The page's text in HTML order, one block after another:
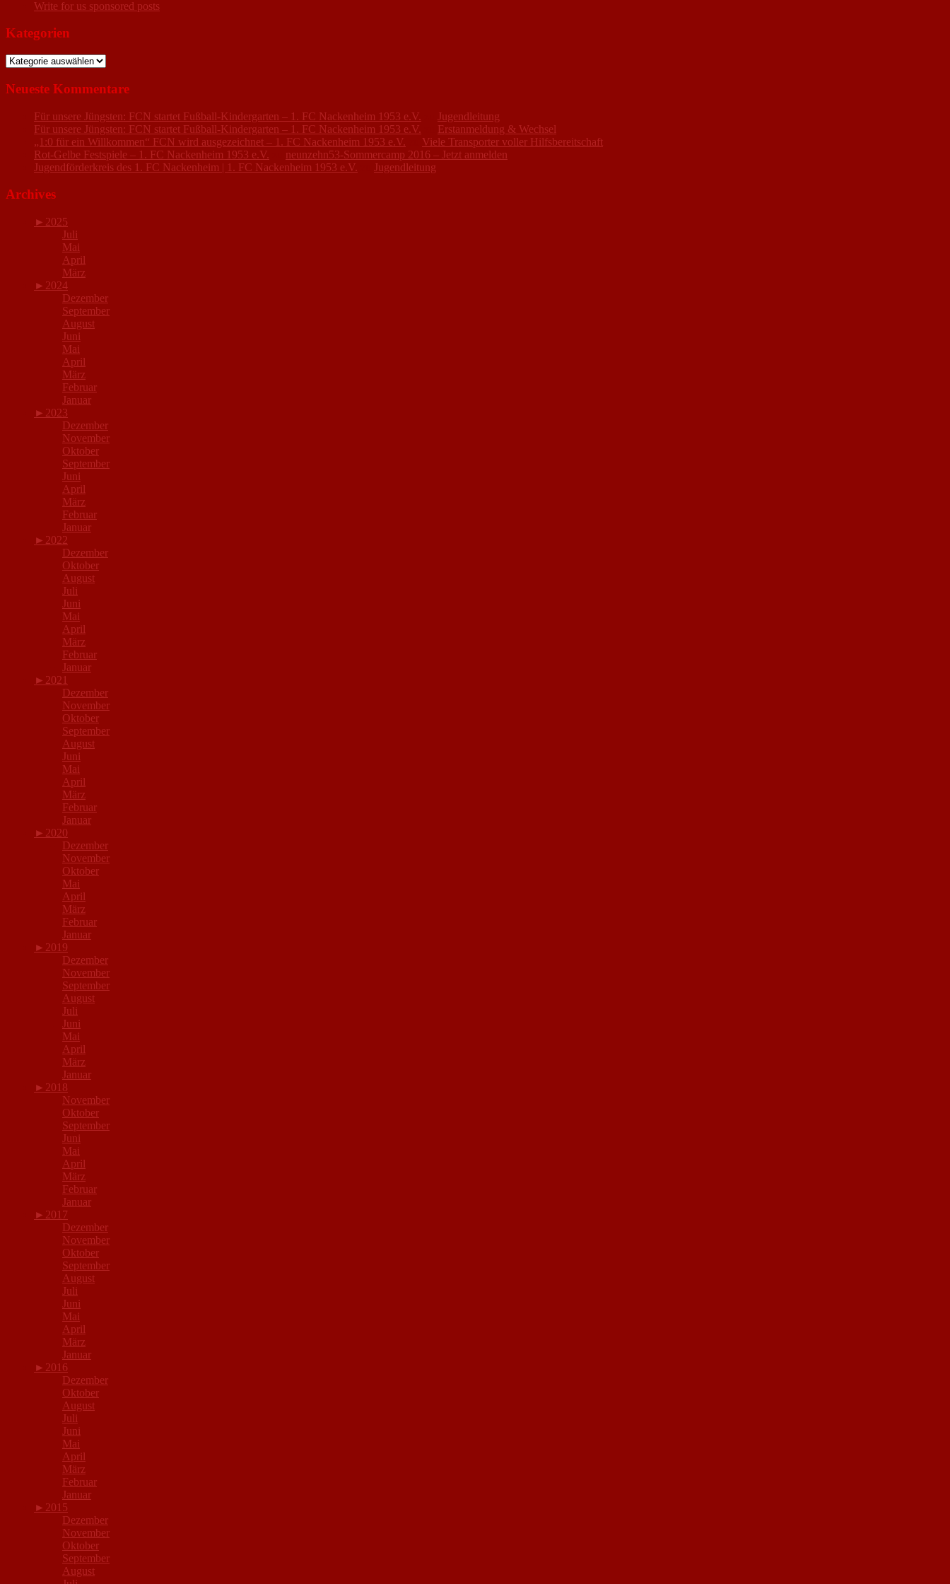
Write for us sponsored posts
Kategorien
Kategorien
Neueste Kommentare
Für unsere Jüngsten: FCN startet Fußball-Kindergarten – 1. FC Nackenheim 1953 e.V.
Jugendleitung
Für unsere Jüngsten: FCN startet Fußball-Kindergarten – 1. FC Nackenheim 1953 e.V.
Erstanmeldung & Wechsel
„1:0 für ein Willkommen“ FCN wird ausgezeichnet – 1. FC Nackenheim 1953 e.V.
Viele Transporter voller Hilfsbereitschaft
Rot-Gelbe Festspiele – 1. FC Nackenheim 1953 e.V.
neunzehn53-Sommercamp 2016 – Jetzt anmelden
Jugendförderkreis des 1. FC Nackenheim | 1. FC Nackenheim 1953 e.V.
Jugendleitung
Archives
► 2025
Juli
Mai
April
März
► 2024
Dezember
September
August
Juni
Mai
April
März
Februar
Januar
► 2023
Dezember
November
Oktober
September
Juni
April
März
Februar
Januar
► 2022
Dezember
Oktober
August
Juli
Juni
Mai
April
März
Februar
Januar
► 2021
Dezember
November
Oktober
September
August
Juni
Mai
April
März
Februar
Januar
► 2020
Dezember
November
Oktober
Mai
April
März
Februar
Januar
► 2019
Dezember
November
September
August
Juli
Juni
Mai
April
März
Januar
► 2018
November
Oktober
September
Juni
Mai
April
März
Februar
Januar
► 2017
Dezember
November
Oktober
September
August
Juli
Juni
Mai
April
März
Januar
► 2016
Dezember
Oktober
August
Juli
Juni
Mai
April
März
Februar
Januar
► 2015
Dezember
November
Oktober
September
August